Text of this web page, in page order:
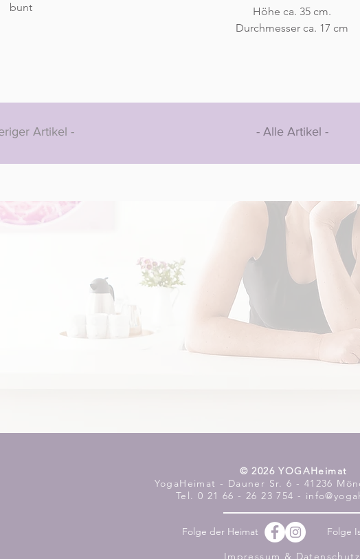
bunt
Höhe ca. 35 cm.
Durchmesser ca. 17 cm
Artikel - - Alle Artikel -
​© 2026 YOGAHeimat
YogaHeimat - Dauner Sr. 6 - 41236
Tel. 0 21 66 - 26 23 754 -
Folge der Heimat
Folge
Impressum & Datenschutz